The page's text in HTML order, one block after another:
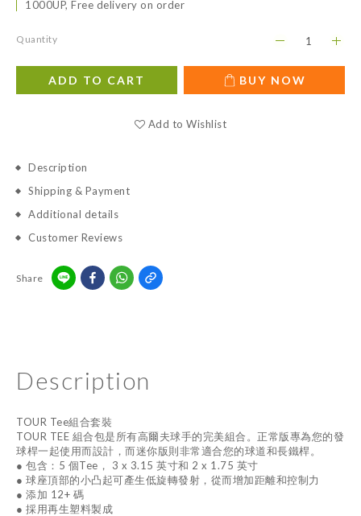
1000UP, Free delivery on order
Quantity
ADD TO CART BUY NOW
Add to Wishlist
Description
Shipping & Payment
Additional details
Customer Reviews
Share
Description
TOUR Tee組合套裝
TOUR TEE 組合包是所有高爾夫球手的完美組合。正常版專為您的發
球桿一起使用而設計，而迷你版則非常適合您的球道和長鐵桿。
● 包含：5 個Tee， 3 x 3.15 英寸和 2 x 1.75 英寸
● 球座頂部的小凸起可產生低旋轉發射，從而增加距離和控制力
● 添加 12+ 碼
● 採用再生塑料製成